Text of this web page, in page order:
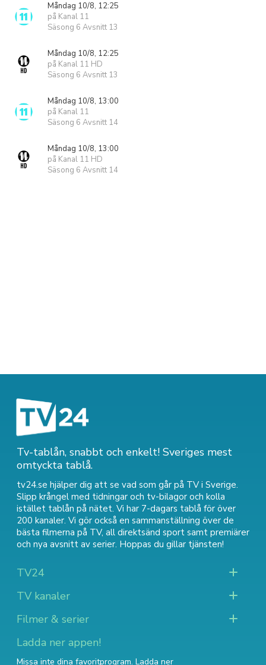
Måndag 10/8, 12:25
på Kanal 11
Säsong 6 Avsnitt 13
Måndag 10/8, 12:25
på Kanal 11 HD
Säsong 6 Avsnitt 13
Måndag 10/8, 13:00
på Kanal 11
Säsong 6 Avsnitt 14
Måndag 10/8, 13:00
på Kanal 11 HD
Säsong 6 Avsnitt 14
Tv-tablån, snabbt och enkelt! Sveriges mest
omtyckta tablå.
tv24.se hjälper dig att se vad som går på TV i Sverige.
Slipp krångel med tidningar och tv-bilagor och kolla
istället tablån på nätet. Vi har 7-dagars tablå för över
200 kanaler. Vi gör också en sammanställning över de
bästa filmerna på TV, all direktsänd sport samt premiärer
och nya avsnitt av serier. Hoppas du gillar tjänsten!
TV24
TV kanaler
Filmer & serier
Ladda ner appen!
Missa inte dina favoritprogram. Ladda ner